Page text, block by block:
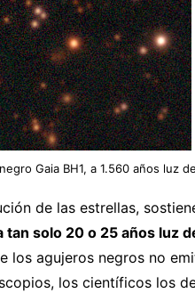
Gaia BH1, a 1.560 años luz
de las estrellas,
solo 20 o 25 años luz
los agujeros negros no
los científicos los